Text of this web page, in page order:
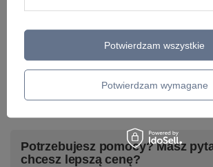
Potrzebujesz pomocy? Masz
chcesz lepszą cenę?
Potwierdzam wymagane
Potwierdzam wszystkie